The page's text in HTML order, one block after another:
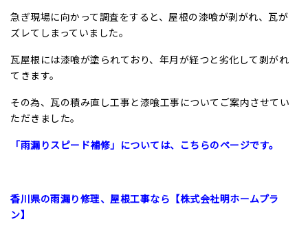
急ぎ現場に向かって調査をすると、屋根の漆喰が剥がれ、瓦が
ズレてしまっていました。
瓦屋根には漆喰が塗られており、年月が経つと劣化して剥がれ
てきます。
その為、瓦の積み直し工事と漆喰工事についてご案内させてい
ただきました。
「雨漏りスピード補修」については、こちらのページです。
香川県の雨漏り修理、屋根工事なら【株式会社明ホームプラ
ン】